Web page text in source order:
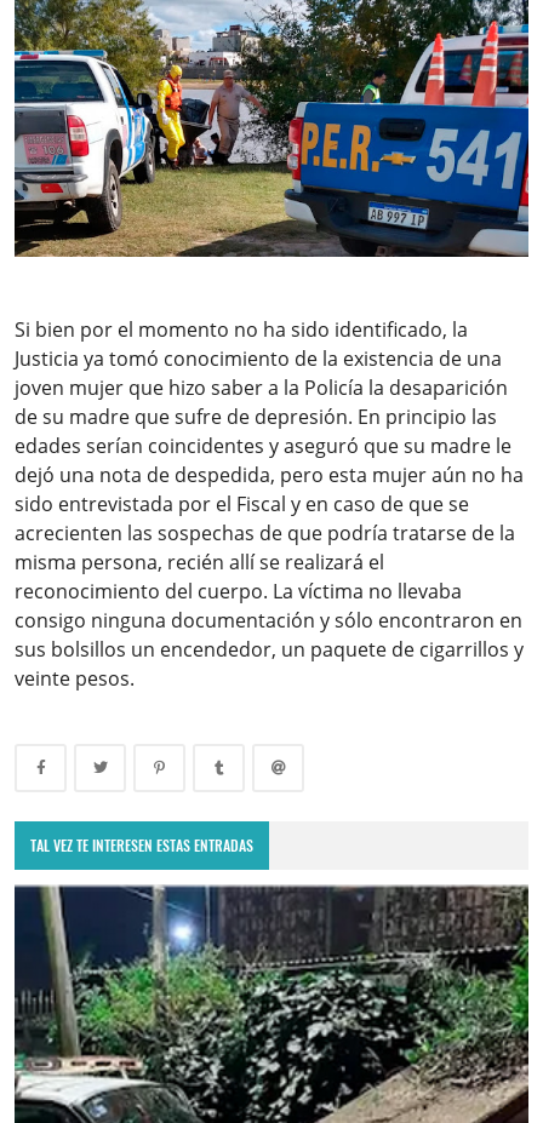
Si bien por el momento no ha sido identificado, la
Justicia ya tomó conocimiento de la existencia de una
joven mujer que hizo saber a la Policía la desaparición
de su madre que sufre de depresión. En principio las
edades serían coincidentes y aseguró que su madre le
dejó una nota de despedida, pero esta mujer aún no ha
sido entrevistada por el Fiscal y en caso de que se
acrecienten las sospechas de que podría tratarse de la
misma persona, recién allí se realizará el
reconocimiento del cuerpo. La víctima no llevaba
consigo ninguna documentación y sólo encontraron en
sus bolsillos un encendedor, un paquete de cigarrillos y
veinte pesos.
TAL VEZ TE INTERESEN ESTAS ENTRADAS